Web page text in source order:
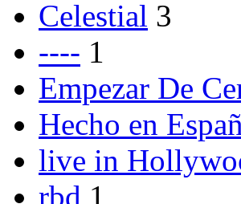
Celestial 3
---- 1
Empezar De
Hecho en
live in
rbd 1